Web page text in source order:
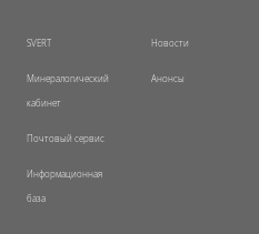
SVERT
Минералогический
кабинет
Почтовый сервис
Информационная
база
Новости
Анонсы